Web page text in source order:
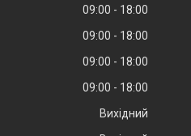
09:00
18:00
09:00
18:00
09:00
18:00
09:00
18:00
Вихідний